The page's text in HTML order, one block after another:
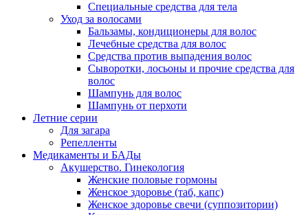
Специальные средства для тела
Уход за волосами
Бальзамы, кондиционеры для волос
Лечебные средства для волос
Средства против выпадения волос
Сыворотки, лосьоны и прочие средства для
волос
Шампунь для волос
Шампунь от перхоти
Летние серии
Для загара
Репелленты
Медикаменты и БАДы
Акушерство. Гинекология
Женские половые гормоны
Женское здоровье (таб, капс)
Женское здоровье свечи (суппозитории)